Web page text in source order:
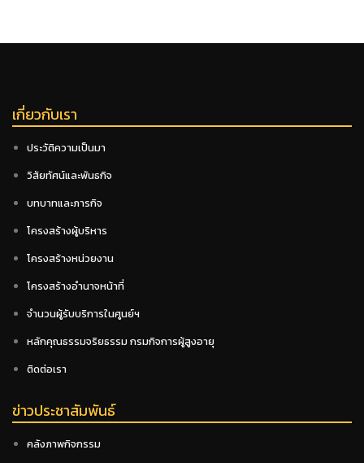
เกี่ยวกับเรา
ประวัติความเป็นมา
วิสัยทัศน์และพันธกิจ
บทบาทและภารกิจ
โครงสร้างผู้บริหาร
โครงสร้างหน่วยงาน
โครงสร้างอำนาจหน้าที่
จำนวนผู้รับบริการในศูนย์ฯ
หลักคุณธรรมจริยธรรม กรมกิจการผู้สูงอายุ
ติดต่อเรา
ข่าวประชาสัมพันธ์
คลังภาพกิจกรรม